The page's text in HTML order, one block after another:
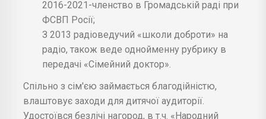
2016-2021-членство в Громадській раді при
ФСВП Росії;
З 2013 радіоведучий «школи доброти» на
радіо, також веде однойменну рубрику в
передачі «Сімейний доктор».
Спільно з сім'єю займається благодійністю,
влаштовує заходи для дитячої аудиторії.
Удостоївся безлічі нагород, в т.ч. «Народний